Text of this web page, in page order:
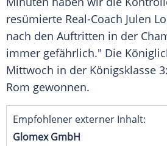
resümierte Real-Coach Julen
nach den Auftritten in der
immer gefährlich." Die
Mittwoch in der Königsklasse
Rom gewonnen.
Empfohlener externer Inhalt:
Glomex GmbH